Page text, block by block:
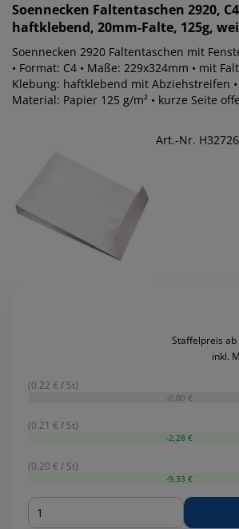
Soennecken Faltentaschen 2920,
haftklebend, 20mm-Falte, 125g,
Soennecken 2920 Faltentaschen mit
• Format: C4 • Maße: 229x324mm • mit
Klebung: haftklebend mit Abziehstreifen •
Material: Papier 125 g/m² • kurze Seite
Art.-Nr.
Staffelpreis ab
inkl.
(0.22 € / St)
-0,00 €
(0.21 € / St)
-2,28 €
(0.20 € / St)
-9,33 €
Menge